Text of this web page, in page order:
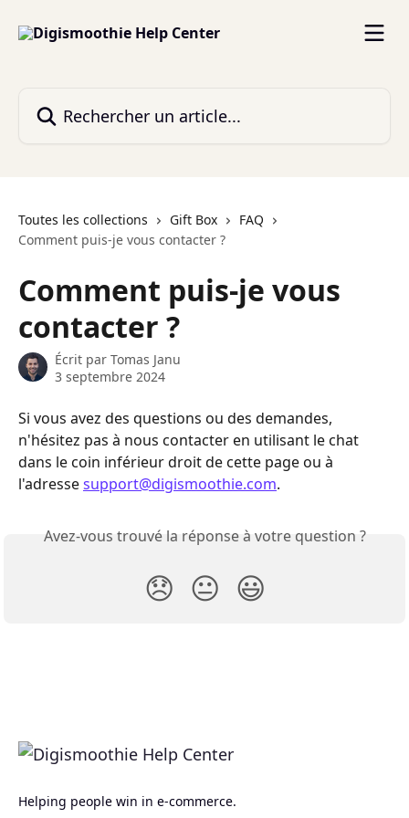
Toutes les collections Gift Box
FAQ
Comment puis-je vous contacter ?
Comment puis-je vous
contacter ?
Écrit par Tomas Janu
3 septembre 2024
Si vous avez des questions ou des demandes,
n'hésitez pas à nous contacter en utilisant le chat
dans le coin inférieur droit de cette page ou à
l'adresse support@digismoothie.com.
Avez-vous trouvé la réponse à votre question ?
😞 😐 😃
Helping people win in e-commerce.